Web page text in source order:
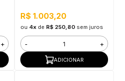
+
R$ 1.003,20
ou 4xde R$ 250,80 sem juros
- +
ADICIONAR